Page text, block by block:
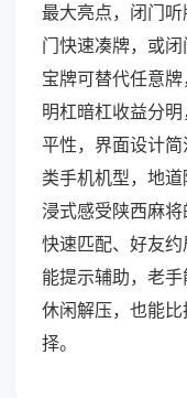
最大亮点，闭门
门快速凑牌，或闭
宝牌可替代任意牌
明杠暗杠收益分
平性，界面设计
类手机机型，地
浸式感受陕西麻将
快速匹配、好友
能提示辅助，老
休闲解压，也能
择。